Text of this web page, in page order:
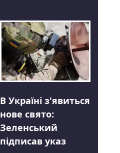
В Україні з'явиться
нове свято:
Зеленський
підписав указ